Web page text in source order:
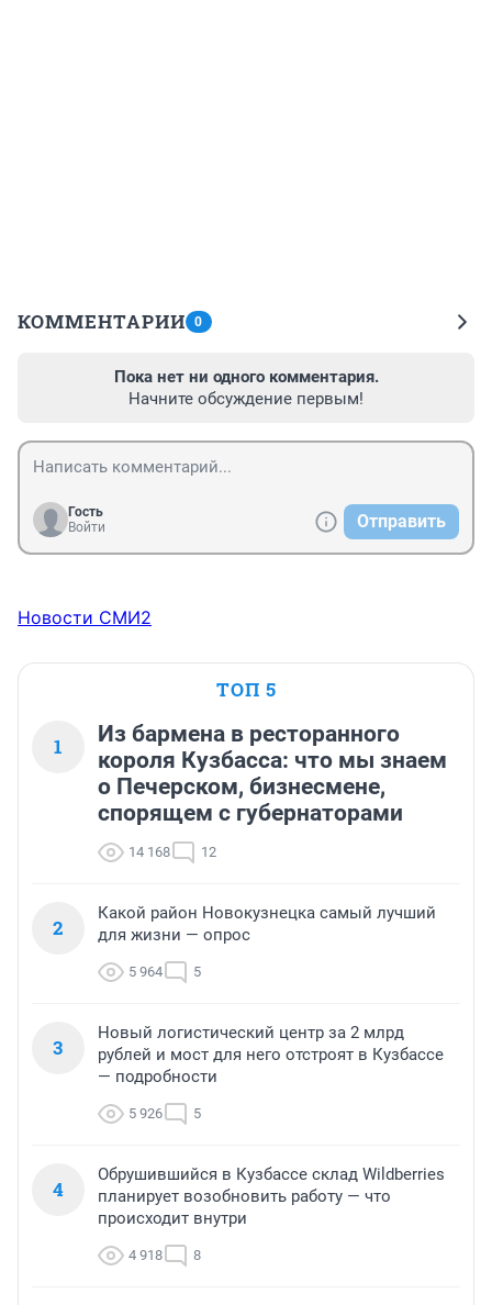
КОММЕНТАРИИ 0
Пока нет ни одного комментария.
Начните обсуждение первым!
Гость
Войти
Отправить
Новости СМИ2
ТОП 5
1
Из бармена в ресторанного
короля Кузбасса: что мы знаем
о Печерском, бизнесмене,
спорящем с губернаторами
14 168 12
2
Какой район Новокузнецка самый лучший
для жизни — опрос
5 964 5
3
Новый логистический центр за 2 млрд
рублей и мост для него отстроят в Кузбассе
— подробности
5 926 5
4
Обрушившийся в Кузбассе склад Wildberries
планирует возобновить работу — что
происходит внутри
4 918 8